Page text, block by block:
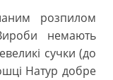
розпилом
немають
сучки (до
Натур добре